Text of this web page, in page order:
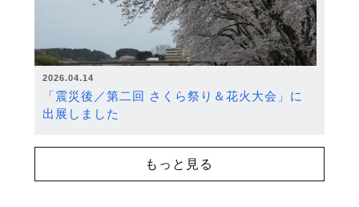
2026.04.14
「震災後／第二回 さくら祭り＆花火大会」に
出展しました
もっと見る